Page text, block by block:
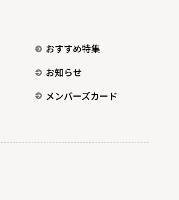
おすすめ特集
お知らせ
メンバーズカード